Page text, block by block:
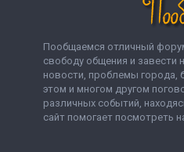
Пообщаемся отличный
свободу общения и
новости, проблемы города,
этом и многом другом
различных событий,
сайт помогает посмотреть